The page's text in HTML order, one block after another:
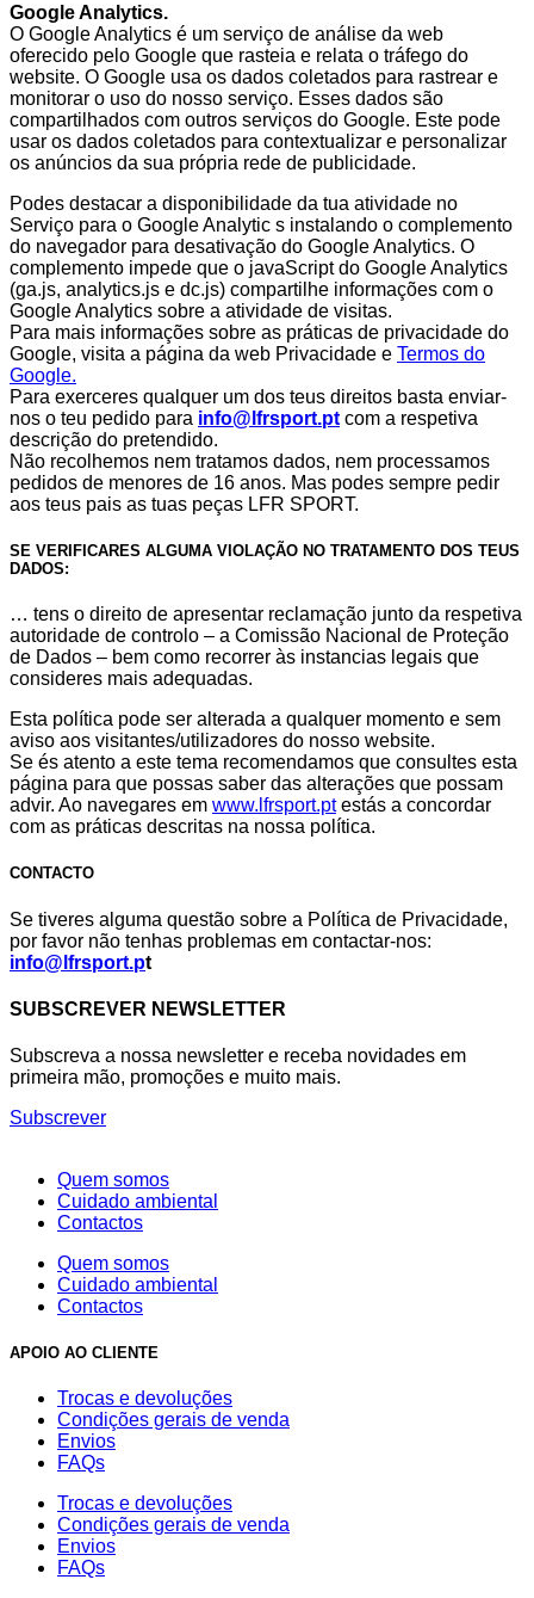
Google Analytics.
O Google Analytics é um serviço de análise da web
oferecido pelo Google que rasteia e relata o tráfego do
website. O Google usa os dados coletados para rastrear e
monitorar o uso do nosso serviço. Esses dados são
compartilhados com outros serviços do Google. Este pode
usar os dados coletados para contextualizar e personalizar
os anúncios da sua própria rede de publicidade.
Podes destacar a disponibilidade da tua atividade no
Serviço para o Google Analytic s instalando o complemento
do navegador para desativação do Google Analytics. O
complemento impede que o javaScript do Google Analytics
(ga.js, analytics.js e dc.js) compartilhe informações com o
Google Analytics sobre a atividade de visitas.
Para mais informações sobre as práticas de privacidade do
Google, visita a página da web Privacidade e Termos do
Google.
Para exerceres qualquer um dos teus direitos basta enviar-
nos o teu pedido para info@lfrsport.pt com a respetiva
descrição do pretendido.
Não recolhemos nem tratamos dados, nem processamos
pedidos de menores de 16 anos. Mas podes sempre pedir
aos teus pais as tuas peças LFR SPORT.
SE VERIFICARES ALGUMA VIOLAÇÃO NO TRATAMENTO DOS TEUS
DADOS:
… tens o direito de apresentar reclamação junto da respetiva
autoridade de controlo – a Comissão Nacional de Proteção
de Dados – bem como recorrer às instancias legais que
consideres mais adequadas.
Esta política pode ser alterada a qualquer momento e sem
aviso aos visitantes/utilizadores do nosso website.
Se és atento a este tema recomendamos que consultes esta
página para que possas saber das alterações que possam
advir. Ao navegares em www.lfrsport.ptestás a concordar
com as práticas descritas na nossa política.
CONTACTO
Se tiveres alguma questão sobre a Política de Privacidade,
por favor não tenhas problemas em contactar-nos:
info@lfrsport.pt
SUBSCREVER NEWSLETTER
Subscreva a nossa newsletter e receba novidades em
primeira mão, promoções e muito mais.
Subscrever
Quem somos
Cuidado ambiental
Contactos
Quem somos
Cuidado ambiental
Contactos
APOIO AO CLIENTE
Trocas e devoluções
Condições gerais de venda
Envios
FAQs
Trocas e devoluções
Condições gerais de venda
Envios
FAQs